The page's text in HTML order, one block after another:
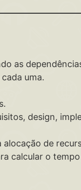
as
uma.
design,
de
calcular o